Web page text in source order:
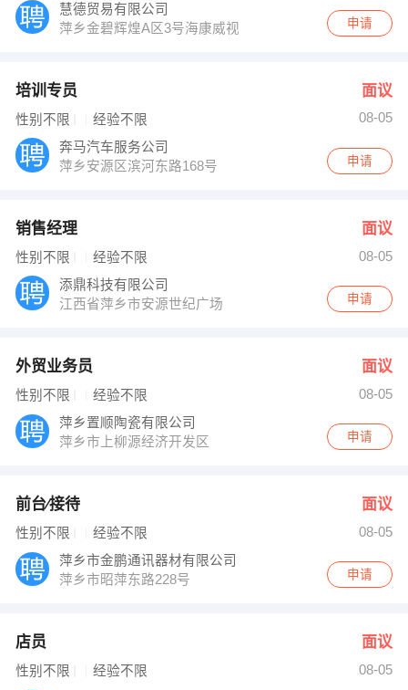
慧德贸易有限公司
萍乡金碧辉煌A区3号海康威视
申请
培训专员 面议
性别不限 经验不限
08-05
奔马汽车服务公司
萍乡安源区滨河东路168号
申请
销售经理 面议
性别不限 经验不限
08-05
添鼎科技有限公司
江西省萍乡市安源世纪广场
申请
外贸业务员 面议
性别不限 经验不限
08-05
萍乡置顺陶瓷有限公司
萍乡市上柳源经济开发区
申请
前台∕接待 面议
性别不限 经验不限
08-05
萍乡市金鹏通讯器材有限公司
萍乡市昭萍东路228号
申请
店员 面议
性别不限 经验不限
08-05